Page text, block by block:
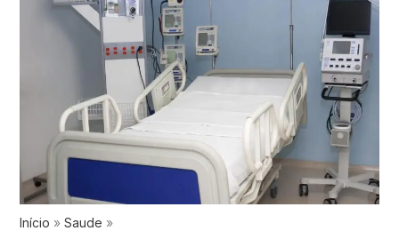
Início
Saude